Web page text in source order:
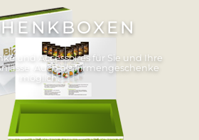
und Accessoires für Sie und Ihre
Auch als Firmengeschenke
möglich.